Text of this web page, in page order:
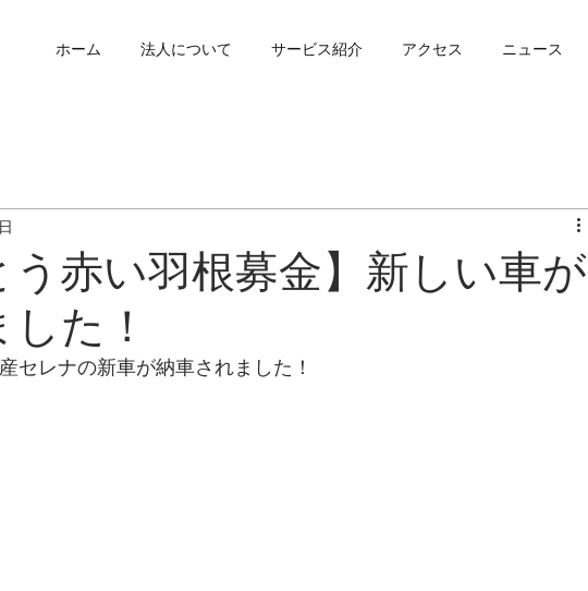
ホーム 法人について サービス紹介 アクセス ニュース
う赤い羽根募金】新しい車が
た！
セレナの新車が納車されました！